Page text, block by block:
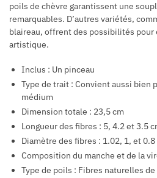
poils de chèvre garantissent une
remarquables. D’autres variétés,
blaireau, offrent des possibilités
artistique.
Inclus : Un pinceau
Type de trait : Convient aussi bien
médium
Dimension totale : 23,5 cm
Longueur des fibres : 5, 4.2 et 3.5
Diamètre des fibres : 1.02, 1, et 0.8
Composition du manche et de la
Type de poils : Fibres naturelles